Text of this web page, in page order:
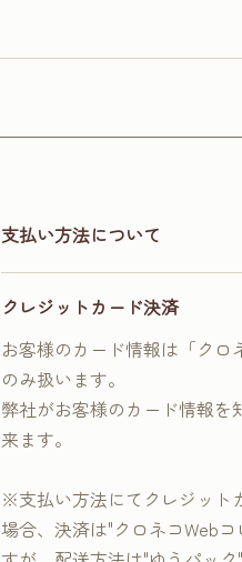
支払い方法について
クレジットカード決済
お客様のカード情報は「クロ
のみ扱います。
弊社がお客様のカード情報を
来ます。
※支払い方法にてクレジット
場合、決済は"クロネコWeb